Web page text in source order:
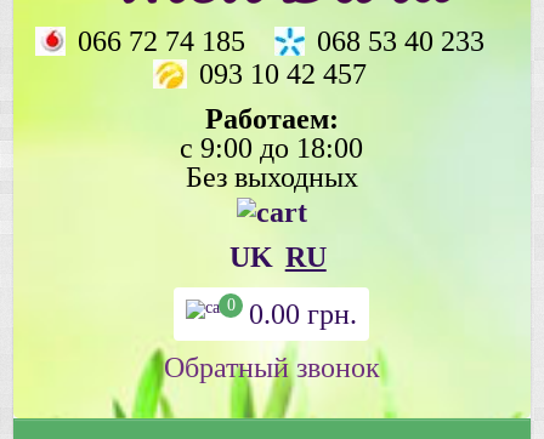
066 72 74 185
068 53 40 233
093 10 42 457
Работаем:
с 9:00 до 18:00
Без выходных
UK RU
0 0.00грн.